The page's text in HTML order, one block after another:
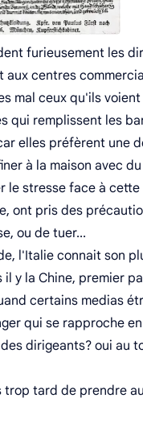
furieusement les
centres
mal ceux qu'ils
qui remplissent les
elles préfèrent une
à la maison avec
stresse face à
ont pris des
ou de tuer...
l'Italie connait son
y la Chine, premier
certains medias
qui se rapproche
dirigeants? oui au
tard de prendre